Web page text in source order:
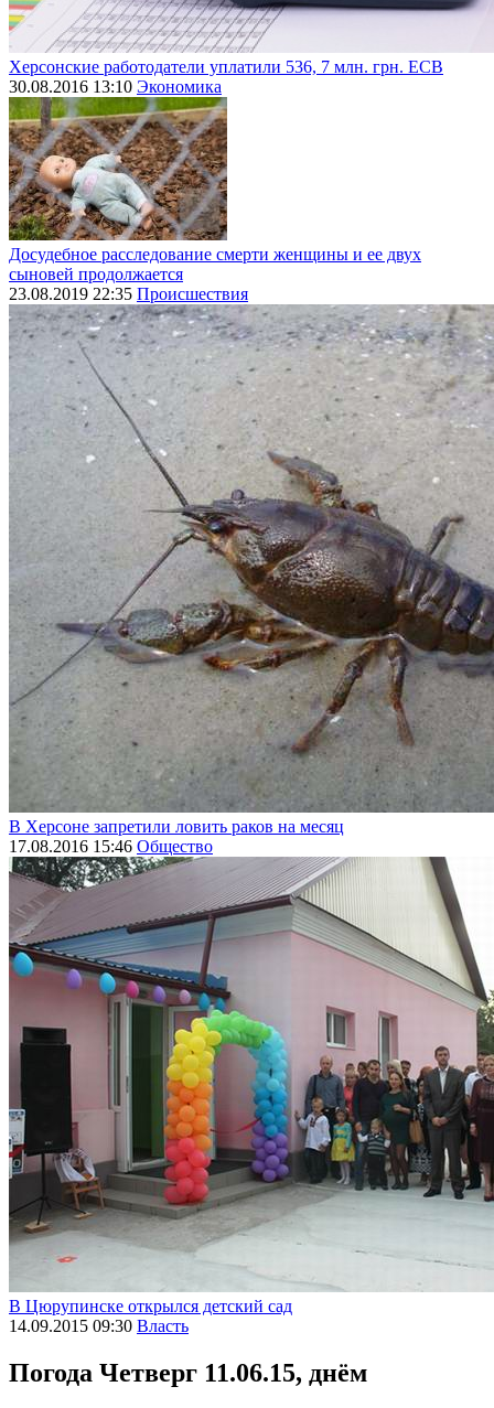
Херсонские работодатели уплатили 536, 7 млн. грн. ЕСВ
30.08.2016 13:10 Экономика
Досудебное расследование смерти женщины и ее двух
сыновей продолжается
23.08.2019 22:35 Происшествия
В Херсоне запретили ловить раков на месяц
17.08.2016 15:46 Общество
В Цюрупинске открылся детский сад
14.09.2015 09:30 Власть
Погода Четверг 11.06.15, днём